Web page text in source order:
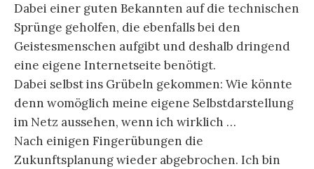
Dabei einer guten Bekannten auf die technischen
Sprünge geholfen, die ebenfalls bei den
Geistesmenschen aufgibt und deshalb dringend
eine eigene Internetseite benötigt.
Dabei selbst ins Grübeln gekommen: Wie könnte
denn womöglich meine eigene Selbstdarstellung
im Netz aussehen, wenn ich wirklich …
Nach einigen Fingerübungen die
Zukunftsplanung wieder abgebrochen. Ich bin